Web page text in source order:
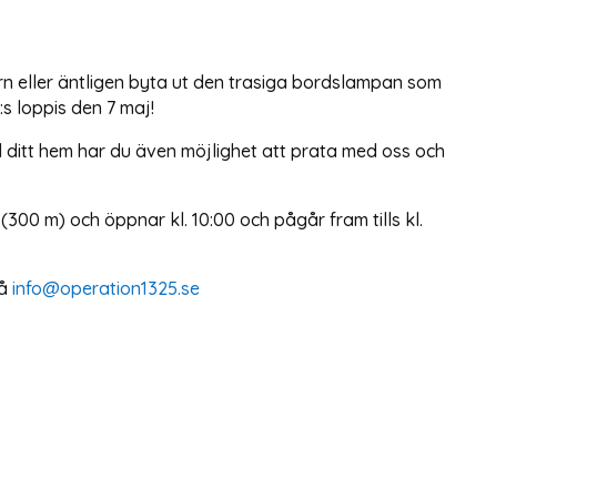
eller äntligen byta ut den trasiga bordslampan som
loppis den 7 maj!
hem har du även möjlighet att prata med oss och
m) och öppnar kl. 10:00 och pågår fram tills kl.
info@operation1325.se